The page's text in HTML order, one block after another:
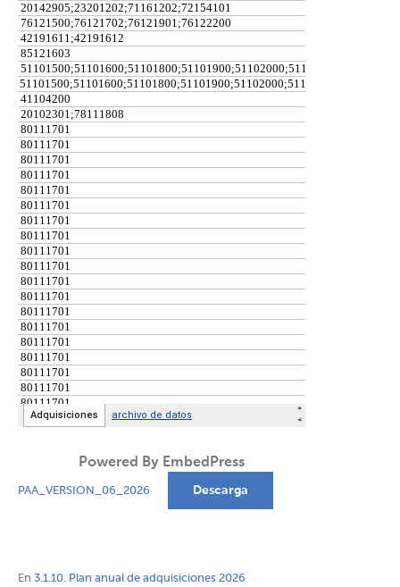
Powered By EmbedPress
PAA_VERSION_06_2026 Descarga
En 3.1.10. Plan anual de adquisiciones 2026